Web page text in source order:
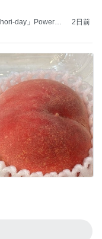
day」Powered
2日前